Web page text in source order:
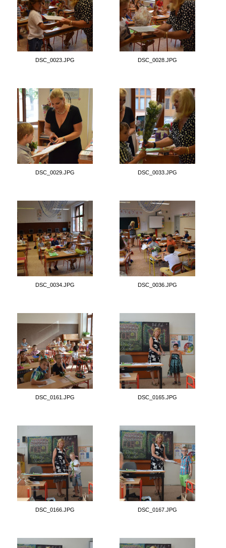
DSC_0023.JPG DSC_0028.JPG
DSC_0029.JPG DSC_0033.JPG
DSC_0034.JPG DSC_0036.JPG
DSC_0161.JPG DSC_0165.JPG
DSC_0166.JPG DSC_0167.JPG